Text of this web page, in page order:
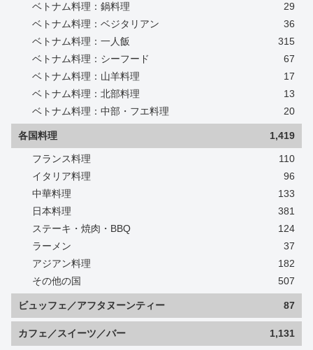
ベトナム料理：鍋料理
29
ベトナム料理：ベジタリアン
36
ベトナム料理：一人飯
315
ベトナム料理：シーフード
67
ベトナム料理：山羊料理
17
ベトナム料理：北部料理
13
ベトナム料理：中部・フエ料理
20
各国料理 1,419
フランス料理
110
イタリア料理
96
中華料理
133
日本料理
381
ステーキ・焼肉・BBQ
124
ラーメン
37
アジアン料理
182
その他の国
507
ビュッフェ／アフタヌーンティー 87
カフェ／スイーツ／バー 1,131